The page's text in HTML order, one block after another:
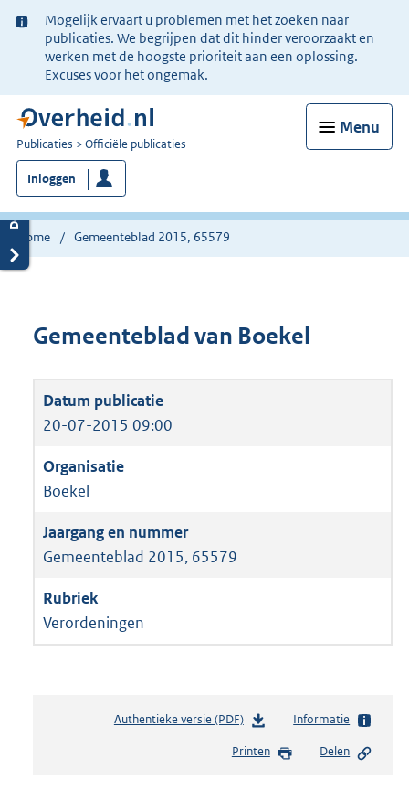
Ter
informatie:
Mogelijk ervaart u problemen met het zoeken naar
publicaties. We begrijpen dat dit hinder veroorzaakt en
werken met de hoogste prioriteit aan een oplossing.
Excuses voor het ongemak.
Menu
U
bent
nu
hier:
Publicaties Officiële publicaties
Inloggen
Home Gemeenteblad 2015, 65579
Gemeenteblad van Boekel
20-07-2015 09:00
Boekel
Gemeenteblad 2015, 65579
Verordeningen
Authentieke versie (PDF)b
s
Informatie
Printen Delen